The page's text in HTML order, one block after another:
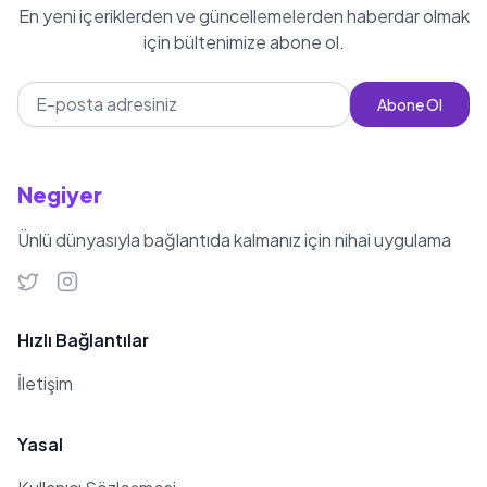
tiyatro oyununda sahne almıştır.
Günümüzde, Ebru Küçükakar ile
menajerlik ilişkisi sürdürmekte ve
resmi Instagram hesabını
En yeni içeriklerden ve güncellemelerden haberdar olmak
için bültenimize abone ol.
Abone Ol
Negiyer
Ünlü dünyasıyla bağlantıda kalmanız için nihai uygulama
Hızlı Bağlantılar
İletişim
Yasal